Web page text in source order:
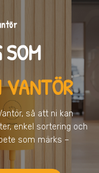
SOM
VANTÖR
, så att ni kan
enkel sortering och
som märks –